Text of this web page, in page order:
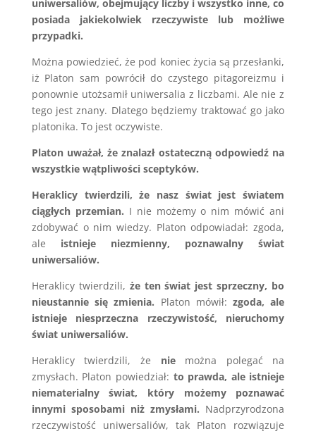
uniwersaliów, obejmujący liczby i wszystko inne, co
posiada jakiekolwiek rzeczywiste lub możliwe
przypadki.
Można powiedzieć, że pod koniec życia są przesłanki,
iż Platon sam powrócił do czystego pitagoreizmu i
ponownie utożsamił uniwersalia z liczbami. Ale nie z
tego jest znany. Dlatego będziemy traktować go jako
platonika. To jest oczywiste.
Platon uważał, że znalazł ostateczną odpowiedź na
wszystkie wątpliwości sceptyków.
Heraklicy twierdzili, że nasz świat jest światem
ciągłych przemian. I nie możemy o nim mówić ani
zdobywać o nim wiedzy. Platon odpowiadał: zgoda,
ale istnieje niezmienny, poznawalny świat
uniwersaliów.
Heraklicy twierdzili, że ten świat jest sprzeczny, bo
nieustannie się zmienia. Platon mówił: zgoda, ale
istnieje niesprzeczna rzeczywistość, nieruchomy
świat uniwersaliów.
Heraklicy twierdzili, że niemożna polegać na
zmysłach. Platon powiedział: to prawda, ale istnieje
niematerialny świat, który możemy poznawać
innymi sposobami niż zmysłami. Nadprzyrodzona
rzeczywistość uniwersaliów, tak Platon rozwiązuje